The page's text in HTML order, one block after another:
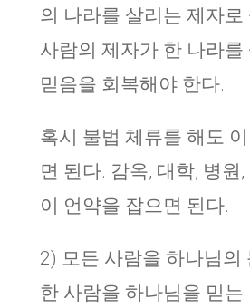
의 나라를 살리는 제자로
사람의 제자가 한 나라를
믿음을 회복해야 한다.
혹시 불법 체류를 해도
면 된다. 감옥, 대학, 병원
이 언약을 잡으면 된다.
2) 모든 사람을 하나님의
한 사람을 하나님을 믿는